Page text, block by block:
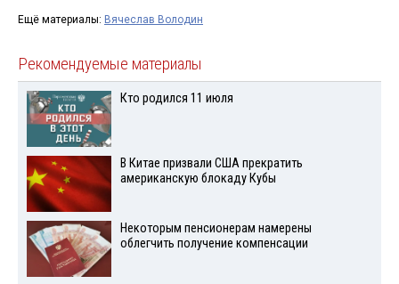
Ещё материалы: Вячеслав Володин
Рекомендуемые материалы
Кто родился 11 июля
В Китае призвали США прекратить
американскую блокаду Кубы
Некоторым пенсионерам намерены
облегчить получение компенсации